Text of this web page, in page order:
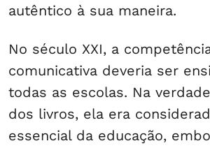
autêntico à sua maneira.
No século XXI, a
comunicativa deveria ser
todas as escolas. Na
dos livros, ela era
essencial da educação,